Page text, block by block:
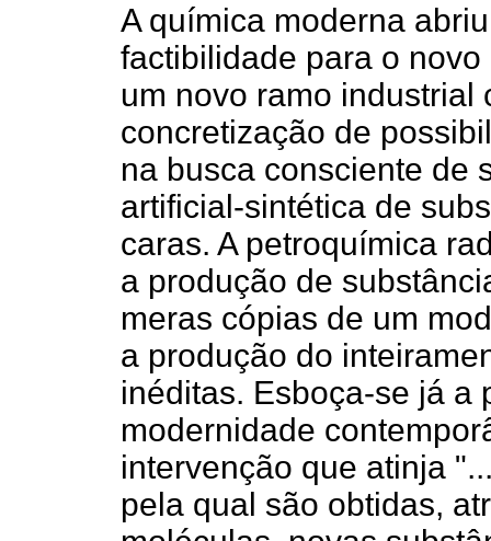
A química moderna
factibilidade para o
um novo ramo industrial
concretização de
na busca consciente de
artificial-sintética de
caras. A petroquímica
a produção de
meras cópias de um
a produção do
inéditas. Esboça-se já a
modernidade
intervenção que atinja
pela qual são obtidas,